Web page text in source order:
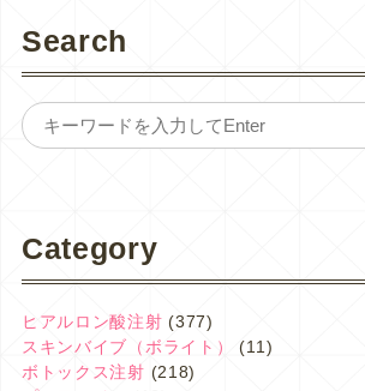
Search
Category
ヒアルロン酸注射 (377)
スキンバイブ（ボライト）
(11)
ボトックス注射 (218)